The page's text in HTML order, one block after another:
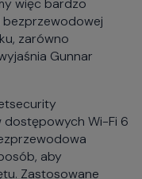
więc bardzo
bezprzewodowej
zarówno
Gunnar
Wi-Fi 6
aby
Zastosowane